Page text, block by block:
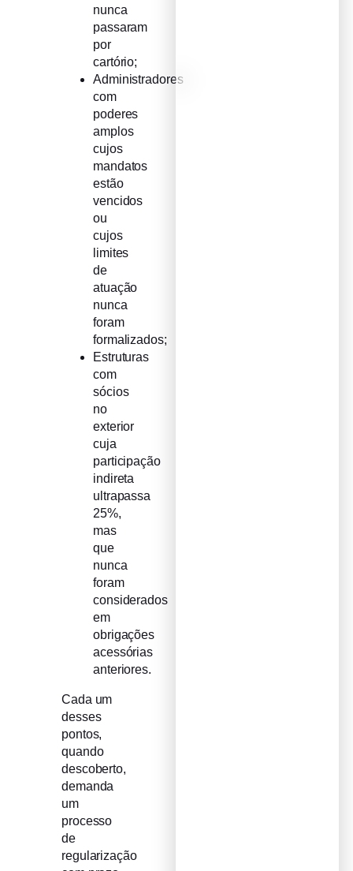
nunca
passaram
por
cartório;
Administradores
com
poderes
amplos
cujos
mandatos
estão
vencidos
ou
cujos
limites
de
atuação
nunca
foram
formalizados;
Estruturas
com
sócios
no
exterior
cuja
participação
indireta
ultrapassa
25%,
mas
que
nunca
foram
considerados
em
obrigações
acessórias
anteriores.
Cada um
desses
pontos,
quando
descoberto,
demanda
um
processo
de
regularização